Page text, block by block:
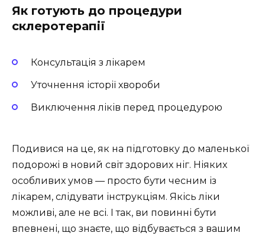
Як готують до процедури
склеротерапії
Консультація з лікарем
Уточнення історії хвороби
Виключення ліків перед процедурою
Подивися на це, як на підготовку до маленької
подорожі в новий світ здорових ніг. Ніяких
особливих умов — просто бути чесним із
лікарем, слідувати інструкціям. Якісь ліки
можливі, але не всі. І так, ви повинні бути
впевнені, що знаєте, що відбувається з вашим